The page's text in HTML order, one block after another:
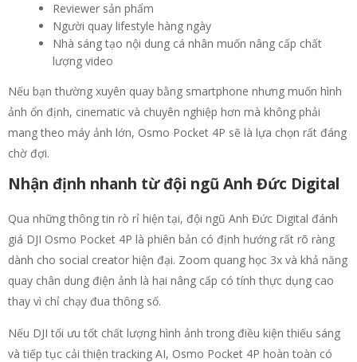
Reviewer sản phẩm
Người quay lifestyle hàng ngày
Nhà sáng tạo nội dung cá nhân muốn nâng cấp chất
lượng video
Nếu bạn thường xuyên quay bằng smartphone nhưng muốn hình
ảnh ổn định, cinematic và chuyên nghiệp hơn mà không phải
mang theo máy ảnh lớn, Osmo Pocket 4P sẽ là lựa chọn rất đáng
chờ đợi.
Nhận định nhanh từ đội ngũ Anh Đức Digital
Qua những thông tin rò rỉ hiện tại, đội ngũ Anh Đức Digital đánh
giá DJI Osmo Pocket 4P là phiên bản có định hướng rất rõ ràng
dành cho social creator hiện đại. Zoom quang học 3x và khả năng
quay chân dung điện ảnh là hai nâng cấp có tính thực dụng cao
thay vì chỉ chạy đua thông số.
Nếu DJI tối ưu tốt chất lượng hình ảnh trong điều kiện thiếu sáng
và tiếp tục cải thiện tracking AI, Osmo Pocket 4P hoàn toàn có